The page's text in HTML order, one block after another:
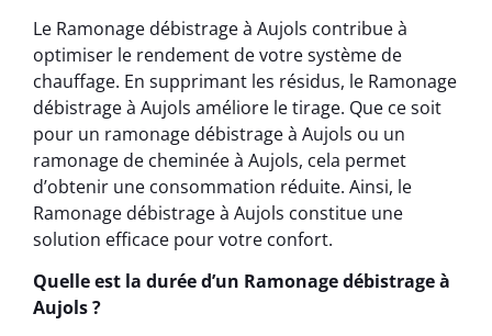
Le Ramonage débistrage à Aujols contribue à
optimiser le rendement de votre système de
chauffage. En supprimant les résidus, le Ramonage
débistrage à Aujols améliore le tirage. Que ce soit
pour un ramonage débistrage à Aujols ou un
ramonage de cheminée à Aujols, cela permet
d’obtenir une consommation réduite. Ainsi, le
Ramonage débistrage à Aujols constitue une
solution efficace pour votre confort.
Quelle est la durée d’un Ramonage débistrage à
Aujols ?